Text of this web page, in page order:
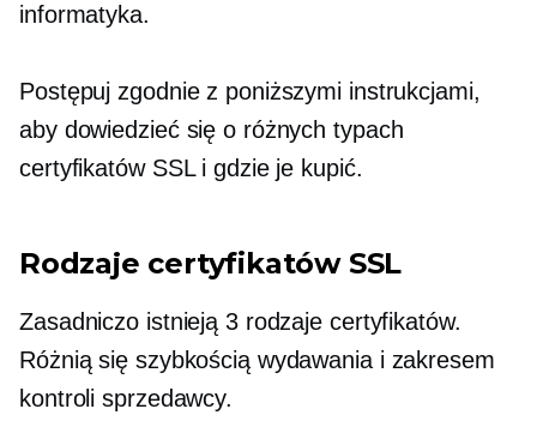
informatyka.
Postępuj zgodnie z poniższymi instrukcjami,
aby dowiedzieć się o różnych typach
certyfikatów SSL i gdzie je kupić.
Rodzaje certyfikatów SSL
Zasadniczo istnieją 3 rodzaje certyfikatów.
Różnią się szybkością wydawania i zakresem
kontroli sprzedawcy.